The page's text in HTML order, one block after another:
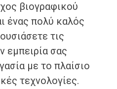
βιογραφικού
ένας πολύ καλός
τις
εμπειρία σας
με το πλαίσιο
τεχνολογίες.